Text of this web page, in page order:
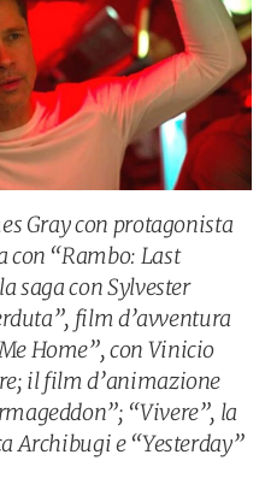
Gray con protagonista
con “Rambo: Last
saga con Sylvester
film d’avventura
Home”, con Vinicio
il film d’animazione
“Vivere”, la
Archibugi e “Yesterday”